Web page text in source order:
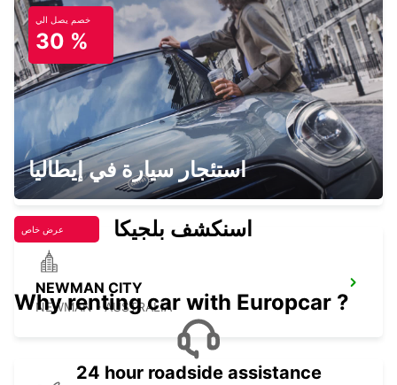
EXMOUTH CITY
EXMOUTH - AUSTRALIA
EXMOUTH LEARMONTH AIRPORT
EXMOUTH - AUSTRALIA
NEWMAN CITY
NEWMAN - AUSTRALIA
خصم يصل الي
30 %
استئجار سيارة في إيطاليا
عرض خاص اسنكشف بلجيكا
Why renting car with Europcar ?
24 hour roadside assistance